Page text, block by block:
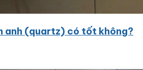
anh (quartz) có tốt không?